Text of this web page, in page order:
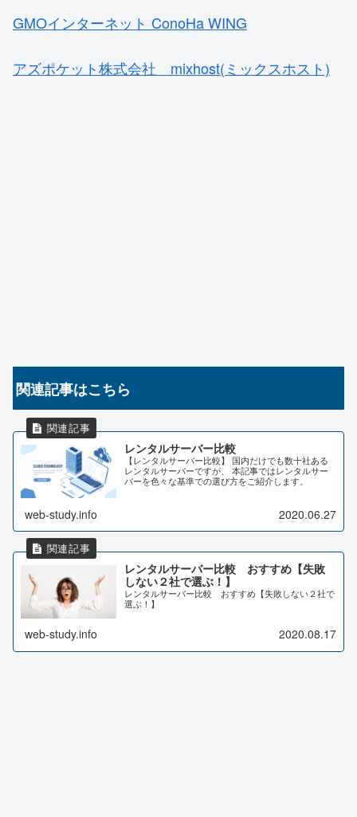
GMOインターネット ConoHa WING
アズポケット株式会社 mixhost(ミックスホスト)
関連記事はこちら
レンタルサーバー比較
【レンタルサーバー比較】 国内だけでも数十社ある
レンタルサーバーですが、 本記事ではレンタルサー
バーを色々な基準での選び方をご紹介します。
web-study.info 2020.06.27
レンタルサーバー比較 おすすめ【失敗
しない２社で選ぶ！】
レンタルサーバー比較 おすすめ【失敗しない２社で
選ぶ！】
web-study.info 2020.08.17